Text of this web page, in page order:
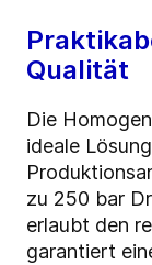
Qualität
Die
ideale
zu 250 bar
erlaubt den
garantiert